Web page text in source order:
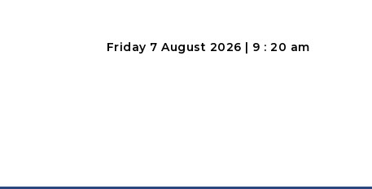
Friday 7 August 2026 | 9 : 20 am